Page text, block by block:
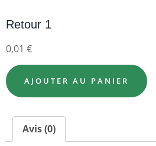
Retour 1
0,01 €
AJOUTER AU PANIER
Avis (0)